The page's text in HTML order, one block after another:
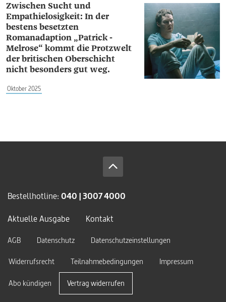
Zwischen Sucht und
Empathielosigkeit: In der
bestens besetzten
Romanadaption „­Patrick ­
Melrose“ kommt die Protzwelt
der britischen Oberschicht
nicht besonders gut weg.
Oktober 2025
Bestellhotline: 040 | 3007 4000
Aktuelle Ausgabe
Kontakt
AGB Datenschutz
Datenschutzeinstellungen
Widerrufsrecht
Teilnahmebedingungen Impressum
Abo kündigen Vertrag widerrufen